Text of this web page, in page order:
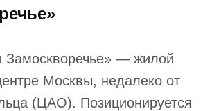
Замоскворечье» — жилой
Москвы, недалеко от
(ЦАО). Позиционируется